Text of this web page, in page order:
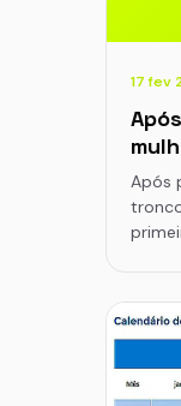
17 fev
Após